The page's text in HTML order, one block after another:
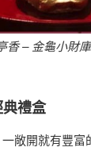
香 – 金龜小財庫
禮盒
敞開就有豐富